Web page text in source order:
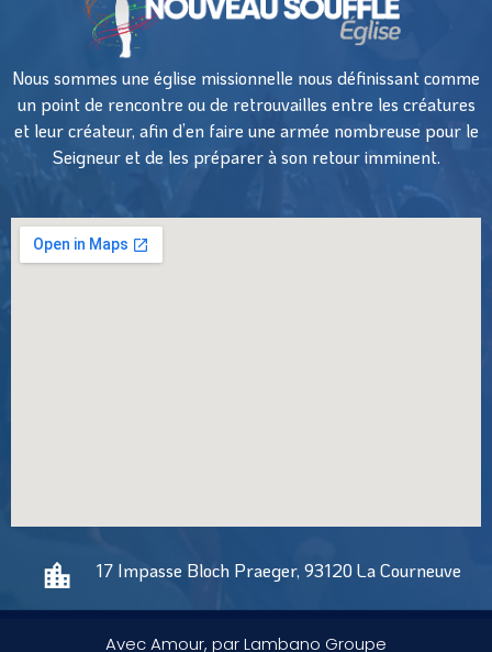
Nous sommes une église missionnelle nous définissant comme
un point de rencontre ou de retrouvailles entre les créatures
et leur créateur, afin d’en faire une armée nombreuse pour le
Seigneur et de les préparer à son retour imminent.
17 Impasse Bloch Praeger, 93120 La Courneuve
Avec Amour, par Lambano Groupe